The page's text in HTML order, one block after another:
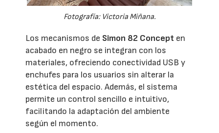
Fotografía: Victoria Miñana.
Los mecanismos de Simon 82 Concept en
acabado en negro se integran con los
materiales, ofreciendo conectividad USB y
enchufes para los usuarios sin alterar la
estética del espacio. Además, el sistema
permite un control sencillo e intuitivo,
facilitando la adaptación del ambiente
según el momento.